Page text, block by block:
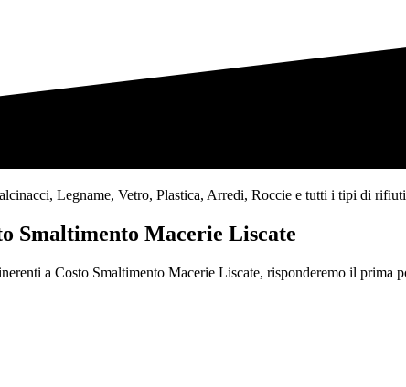
Legname, Vetro, Plastica, Arredi, Roccie e tutti i tipi di rifiuti
Smaltimento Macerie Liscate